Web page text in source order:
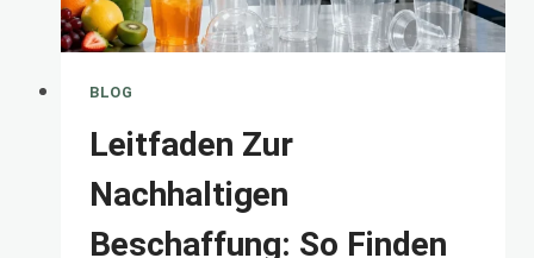
BLOG
Leitfaden Zur
Nachhaltigen
Beschaffung: So Finden